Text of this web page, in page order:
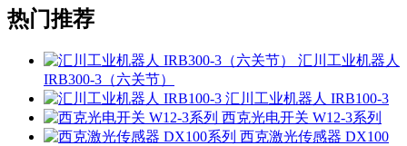
热门推荐
汇川工业机器人
IRB300-3（六关节）
汇川工业机器人 IRB100-3
西克光电开关 W12-3系列
西克激光传感器 DX100